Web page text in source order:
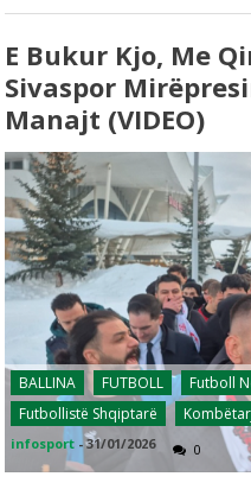
E Bukur Kjo, Me
Sivaspor
Manajt (VIDEO)
BALLINA FUTBOLL Futboll
Futbollistë Shqiptarë
infosport -31/01/2026 0